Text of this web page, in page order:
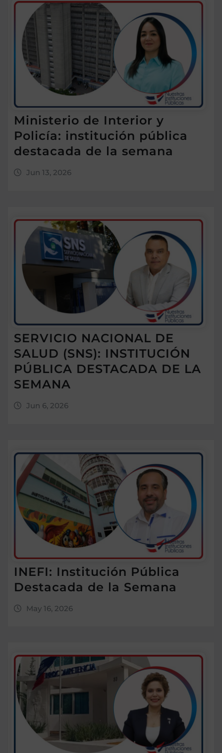
Ministerio de Interior y
Policía: institución pública
destacada de la semana
Jun 13, 2026
SERVICIO NACIONAL DE
SALUD (SNS): INSTITUCIÓN
PÚBLICA DESTACADA DE LA
SEMANA
Jun 6, 2026
INEFI: Institución Pública
Destacada de la Semana
May 16, 2026